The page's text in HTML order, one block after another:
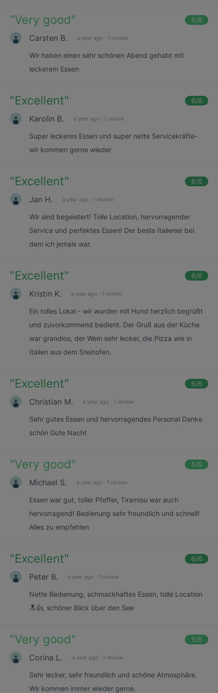
"Very good" 5/6
Carsten B. a year ago · 1 review
Wir haben einen sehr schönen Abend gehabt mit
leckerem Essen
"Excellent" 6/6
Karolin B. a year ago · 1 review
Super leckeres Essen und super nette Servicekräfte-
wir kommen gerne wieder
"Excellent" 6/6
Jan H. a year ago · 1 review
Wir sind begeistert! Tolle Location, hervorragender
Service und perfektes Essen! Der beste Italiener bei
dem ich jemals war.
"Excellent" 6/6
Kristin K. a year ago · 1 review
Ein tolles Lokal - wir wurden mit Hund herzlich begrüßt
und zuvorkommend bedient. Der Gruß aus der Küche
war grandios, der Wein sehr lecker, die Pizza wie in
Italien aus dem Steinofen.
"Excellent" 6/6
Christian M. a year ago · 1 review
Sehr gutes Essen und hervorragendes Personal Danke
schön Gute Nacht
"Very good" 5/6
Michael S. a year ago · 1 review
Essen war gut, toller Pfeffer, Tiramisu war auch
hervorragend! Bedienung sehr freundlich und schnell!
Alles zu empfehlen
"Excellent" 6/6
Peter B. a year ago · 1 review
Nette Bedienung, schmackhaftes Essen, tolle Location
🔝👍, schöner Blick über den See
"Very good" 5/6
Corina L. a year ago · 1 review
Sehr lecker, sehr freundlich und schöne Atmosphäre.
Wir kommen immer wieder gerne.